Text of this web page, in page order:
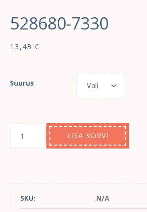
528680-7330
13,43 €
Suurus
LISA KORVI
SKU: N/A